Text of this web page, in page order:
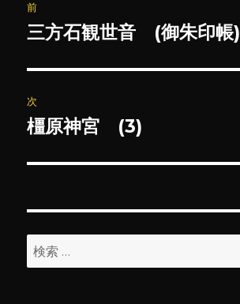
稿
ビ
ゲ
ー
ン
前
前
投
稿:
三方石観世音 (御朱印帳)
次
次
投
橿原神宮 (3)
検
索: